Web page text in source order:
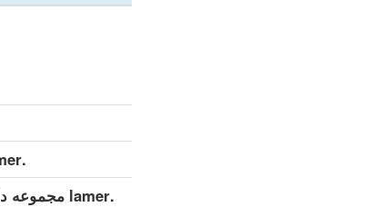
.lamer مجموعه داده‌های تفصیلی (کامل)
.lamer مجموعه داده‌های تفصیلی (به‌روزرسانی روزانه)